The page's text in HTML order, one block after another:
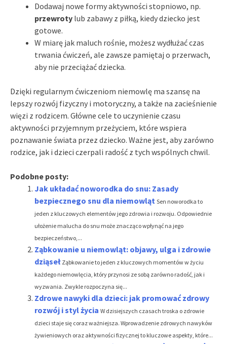
Dodawaj nowe formy aktywności stopniowo, np.
przewroty lub zabawy z piłką, kiedy dziecko jest
gotowe.
W miarę jak maluch rośnie, możesz wydłużać czas
trwania ćwiczeń, ale zawsze pamiętaj o przerwach,
aby nie przeciążać dziecka.
Dzięki regularnym ćwiczeniom niemowlę ma szansę na
lepszy rozwój fizyczny i motoryczny, a także na zacieśnienie
więzi z rodzicem. Główne cele to uczynienie czasu
aktywności przyjemnym przeżyciem, które wspiera
poznawanie świata przez dziecko. Ważne jest, aby zarówno
rodzice, jak i dzieci czerpali radość z tych wspólnych chwil.
Podobne posty:
Jak układać noworodka do snu: Zasady
bezpiecznego snu dla niemowląt Sen noworodka to
jeden z kluczowych elementów jego zdrowia i rozwoju. Odpowiednie
ułożenie malucha do snu może znacząco wpłynąć na jego
bezpieczeństwo,...
Ząbkowanie u niemowląt: objawy, ulga i zdrowie
dziąseł Ząbkowanie to jeden z kluczowych momentów w życiu
każdego niemowlęcia, który przynosi ze sobą zarówno radość, jak i
wyzwania. Zwykle rozpoczyna się...
Zdrowe nawyki dla dzieci: jak promować zdrowy
rozwój i styl życia W dzisiejszych czasach troska o zdrowie
dzieci staje się coraz ważniejsza. Wprowadzenie zdrowych nawyków
żywieniowych oraz aktywności fizycznej to kluczowe aspekty, które...